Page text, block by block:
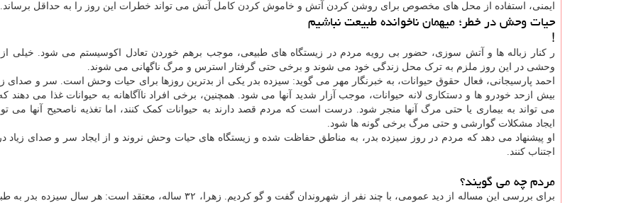
ایمنی، استفاده از محل های مخصوص برای روشن کردن آتش و خاموش کردن کامل آتش می تواند خطرات این روز را به حداقل برساند.
حیات وحش در خطر؛ میهمان ناخوانده طبیعت نباشیم
!
ر کنار زباله ها و آتش سوزی، حضور بی رویه مردم در زیستگاه های طبیعی، موجب برهم خوردن تعادل اکوسیستم می شود. خیلی از
وحشی در این روز ملزم به ترک محل زندگی خود می شوند و برخی حتی گرفتار استرس و مرگ ناگهانی می شوند.
احمد پارسیجانی، فعال حقوق حیوانات، به خبرنگار مهر می گوید: سیزده بدر یکی از بدترین روزها برای حیات وحش است. سر و صدای
بیش ازحد خودرو ها و دستکاری لانه حیوانات، موجب آزار شدید آنها می شود. همچنین، برخی افراد ناآگاهانه به حیوانات غذا می دهند
می تواند به بیماری یا حتی مرگ آنها منجر شود. درست است که مردم قصد دارند به حیوانات کمک کنند، اما تغذیه ناصحیح آنها می
ایجاد مشکلات گوارشی و حتی مرگ برخی گونه ها شود.
او پیشنهاد می دهد که مردم در روز سیزده بدر، به مناطق حفاظت شده و زیستگاه های حیات وحش نروند و از ایجاد سر و صدای زیاد
اجتناب کنند.
مردم چه می گویند؟
برای بررسی این مساله از دید عمومی، با چند نفر از شهروندان گفت و گو کردیم. زهرا، ۳۲ ساله، معتقد است: هر سال